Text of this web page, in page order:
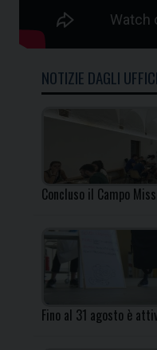
NOTIZIE DAGLI UFFICI
Concluso il Campo
Fino al 31 agosto è